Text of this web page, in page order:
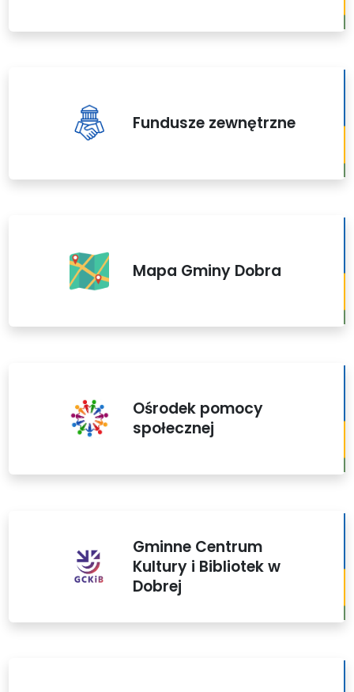
Fundusze zewnętrzne
Mapa Gminy Dobra
Ośrodek pomocy
społecznej
Gminne Centrum
Kultury i Bibliotek w
Dobrej